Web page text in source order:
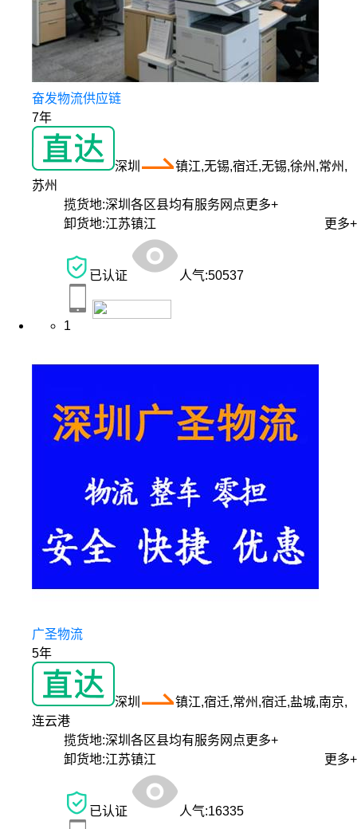
奋发物流供应链
7年
深圳
镇江,无锡,宿迁,无锡,徐州,常州,
苏州
揽货地:深圳各区县均有服务网点更多+
卸货地:江苏镇江 更多+
已认证 人气:50537
1
广圣物流
5年
深圳
镇江,宿迁,常州,宿迁,盐城,南京,
连云港
揽货地:深圳各区县均有服务网点更多+
卸货地:江苏镇江 更多+
已认证 人气:16335